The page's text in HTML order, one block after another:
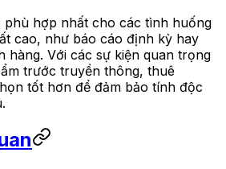
phù hợp nhất cho các tình huống
cao, như báo cáo định kỳ hay
hàng. Với các sự kiện quan trọng
trước truyền thông, thuê
tốt hơn để đảm bảo tính độc